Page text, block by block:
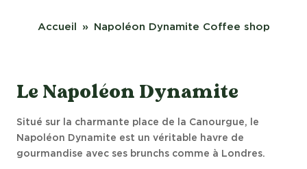
Accueil Napoléon Dynamite Coffee shop
Le Napoléon Dynamite
Situé sur la charmante place de la Canourgue, le
Napoléon Dynamite est un véritable havre de
gourmandise avec ses brunchs comme à Londres.